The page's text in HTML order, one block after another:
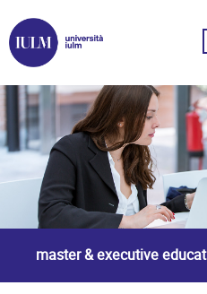
master & executive